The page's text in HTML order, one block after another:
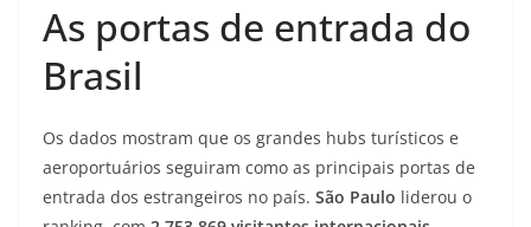
As portas de entrada do
Brasil
Os dados mostram que os grandes hubs turísticos e
aeroportuários seguiram como as principais portas de
entrada dos estrangeiros no país. São Paulo liderou o